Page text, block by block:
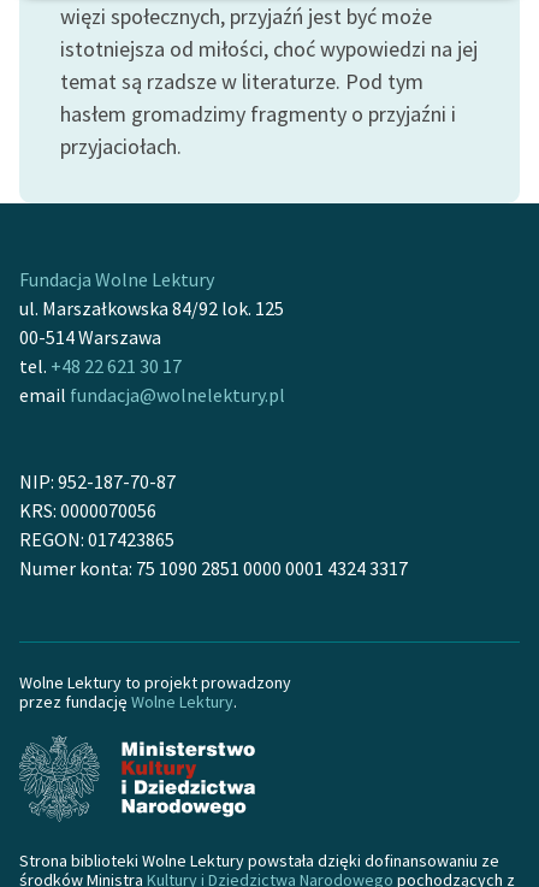
literatury do słuchania dla
uczennic i uczniów z
niepełnosprawnościami
E-kolekcja lektur
szkolnych i literatury do
uczniów z
Feministyczne inspiracje.
Popularyzacja
skandynawskiej literatury
feministycznej
twórców przechodzących
do domeny publicznej,
lektur szkolnych oraz
Starego Testamentu
Szkoła Poezji Wolnych
Lektur
O nas
Kontakt
O projekcie
więzi społecznych, przyjaźń jest być może
istotniejsza od miłości, choć wypowiedzi na jej
temat są rzadsze w literaturze. Pod tym
hasłem gromadzimy fragmenty o przyjaźni i
przyjaciołach.
Fundacja Wolne Lektury
ul. Marszałkowska 84/92 lok. 125
00-514 Warszawa
tel. +48 22 621 30 17
email fundacja@wolnelektury.pl
NIP: 952-187-70-87
KRS: 0000070056
REGON: 017423865
Numer konta: 75 1090 2851 0000 0001 4324 3317
Wolne Lektury to projekt prowadzony
przez fundację Wolne Lektury.
Strona biblioteki Wolne Lektury powstała dzięki dofinansowaniu ze
środków Ministra Kultury i Dziedzictwa Narodowego pochodzących z